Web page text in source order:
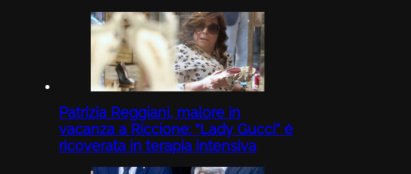
Patrizia Reggiani, malore in
vacanza a Riccione: “Lady Gucci” è
ricoverata in terapia intensiva